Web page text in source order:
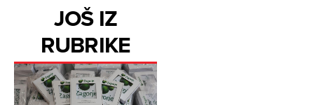
JOŠ IZ
RUBRIKE